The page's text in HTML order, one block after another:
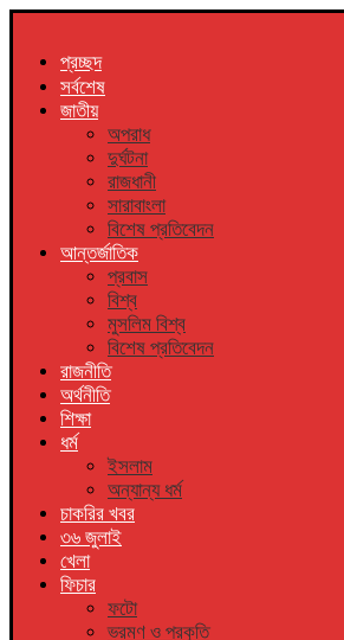
প্রচ্ছদ
সর্বশেষ
জাতীয়
অপরাধ
দুর্ঘটনা
রাজধানী
সারাবাংলা
বিশেষ প্রতিবেদন
আন্তর্জাতিক
প্রবাস
বিশ্ব
মুসলিম বিশ্ব
বিশেষ প্রতিবেদন
রাজনীতি
অর্থনীতি
শিক্ষা
ধর্ম
ইসলাম
অন্যান্য ধর্ম
চাকরির খবর
৩৬ জুলাই
খেলা
ফিচার
ফটো
ভ্রমণ ও প্রকৃতি